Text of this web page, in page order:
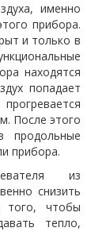
именно
прибора.
и только в
находятся
попадает
После этого
продольные
прибора.
из
снизить
того, чтобы
тепло,